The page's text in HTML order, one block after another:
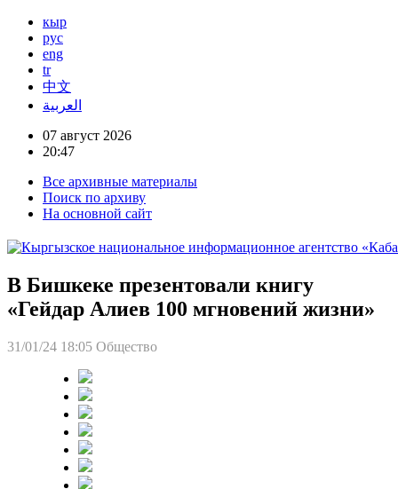
кыр
рус
eng
tr
中文
العربية
07 август 2026
20:47
Все архивные материалы
Поиск по архиву
На основной сайт
В Бишкеке презентовали книгу
«Гейдар Алиев 100 мгновений жизни»
31/01/24 18:05 Общество